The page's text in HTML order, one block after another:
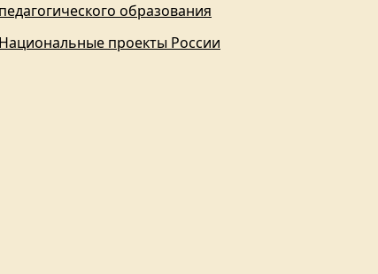
педагогического образования
Национальные проекты России